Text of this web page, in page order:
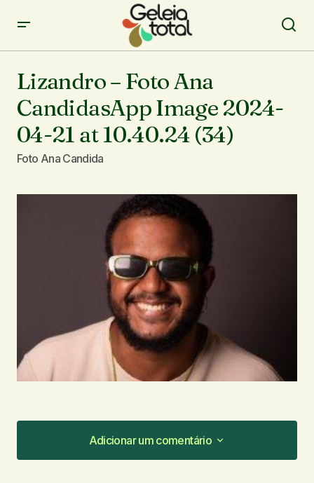
Lizandro – Foto Ana
CandidasApp Image 2024-
04-21 at 10.40.24 (34)
Foto Ana Candida
Adicionar um comentário
Adicionar um comentário